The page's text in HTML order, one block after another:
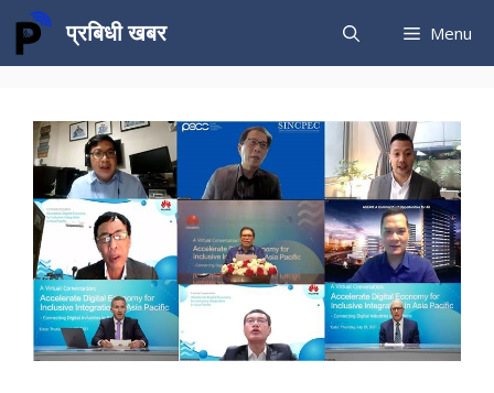
Skip
content
प्रबिधी खबर Menu